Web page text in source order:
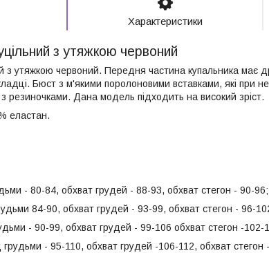
Характеристики
з утяжкою червоний
з утяжкою червоний. Передня частина купальника має
Бюст з м'якими поролоновими вставками, які при
з резиночками. Дана модель підходить на високий зріст.
еластан.
- 80-84, обхват грудей - 88-93, обхват стегон - 90-96;
84-90, обхват грудей - 93-99, обхват стегон - 96-
- 90-99, обхват грудей - 99-106 обхват стегон -102-
- 95-110, обхват грудей -106-112, обхват стегон